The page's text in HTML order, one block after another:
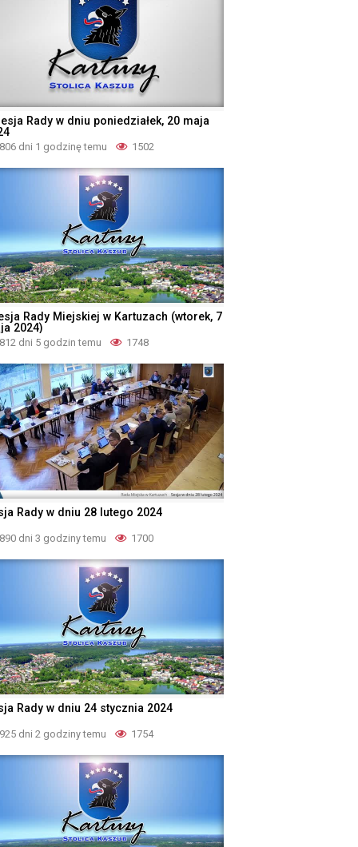
Rady w dniu poniedziałek, 20 maja
806 dni 1 godzinę temu 1502
Rady Miejskiej w Kartuzach (wtorek, 7
2024)
812 dni 5 godzin temu 1748
Rady w dniu 28 lutego 2024
890 dni 3 godziny temu 1700
Rady w dniu 24 stycznia 2024
925 dni 2 godziny temu 1754